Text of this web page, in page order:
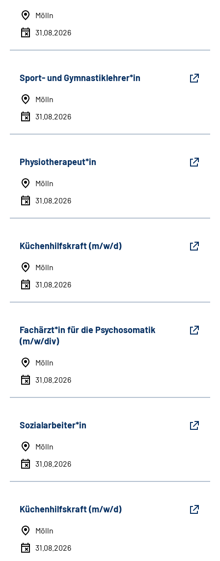
Mölln
31.08.2026
Sport- und Gymnastiklehrer*in
Mölln
31.08.2026
Physiotherapeut*in
Mölln
31.08.2026
Küchenhilfskraft (m/w/d)
Mölln
31.08.2026
Fachärzt*in für die Psychosomatik
(m/w/div)
Mölln
31.08.2026
Sozialarbeiter*in
Mölln
31.08.2026
Küchenhilfskraft (m/w/d)
Mölln
31.08.2026